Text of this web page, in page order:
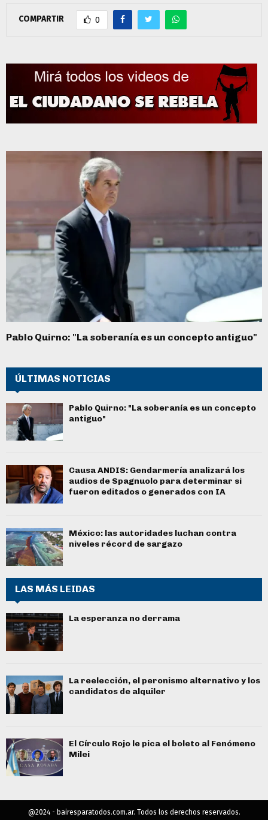
COMPARTIR 0
Pablo Quirno: "La soberanía es un concepto antiguo"
ÚLTIMAS NOTICIAS
Pablo Quirno: "La soberanía es un concepto
antiguo"
Causa ANDIS: Gendarmería analizará los
audios de Spagnuolo para determinar si
fueron editados o generados con IA
México: las autoridades luchan contra
niveles récord de sargazo
LAS MÁS LEIDAS
La esperanza no derrama
La reelección, el peronismo alternativo y los
candidatos de alquiler
El Círculo Rojo le pica el boleto al Fenómeno
Milei
@2024 - bairesparatodos.com.ar. Todos los derechos reservados.